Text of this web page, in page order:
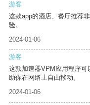
游客
这款app的酒店、餐厅推荐
验。
2024-01-06
游客
这款加速器VPM应用程序
助你在网络上自由移动。
2024-01-06